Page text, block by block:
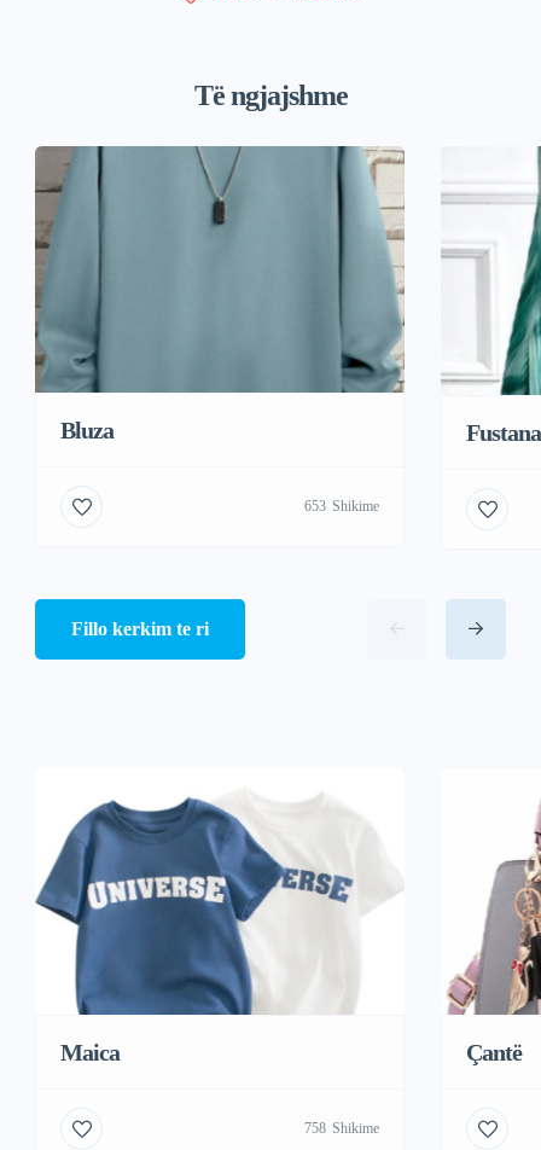
Të ngjajshme
Bluza
653 Shikime
Fustana
Fillo kerkim te ri
Maica
758 Shikime
Çantë